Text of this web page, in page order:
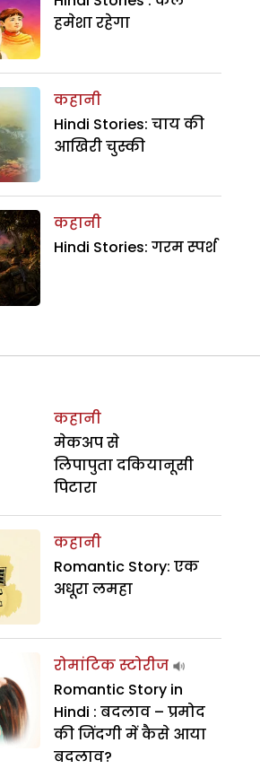
हमेशा रहेगा
कहानी
Hindi Stories: चाय की
आखिरी चुस्की
कहानी
Hindi Stories: गरम स्पर्श
कहानी
मेकअप से
लिपापुता दकियानूसी
पिटारा
कहानी
Romantic Story: एक
अधूरा लमहा
रोमांटिक स्टोरीज
Romantic Story in
Hindi : बदलाव – प्रमोद
की जिंदगी में कैसे आया
बदलाव?